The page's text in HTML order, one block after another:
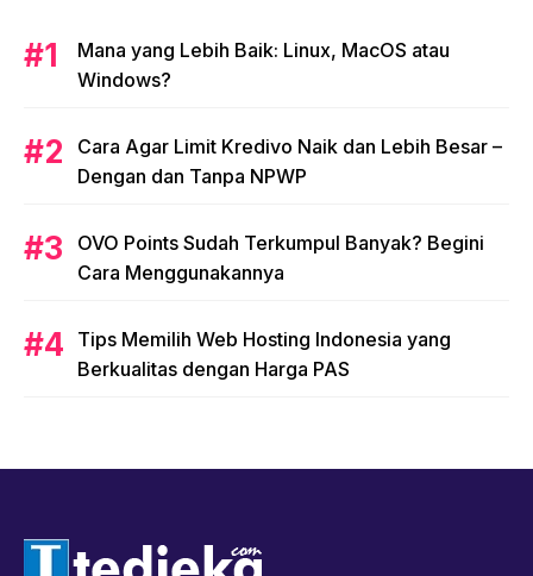
Mana yang Lebih Baik: Linux, MacOS atau
Windows?
Cara Agar Limit Kredivo Naik dan Lebih Besar –
Dengan dan Tanpa NPWP
OVO Points Sudah Terkumpul Banyak? Begini
Cara Menggunakannya
Tips Memilih Web Hosting Indonesia yang
Berkualitas dengan Harga PAS